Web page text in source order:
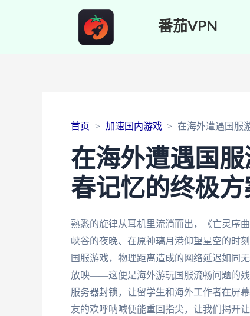
番茄VPN
首页 加速国内游戏 在海外遭遇国服
在海外遭遇国
春记忆的终极方
熟悉的旋律从耳机里流淌而出，《亡灵序
峡谷的夜晚、在原神璃月港仰望星空的时
国服游戏，物理距离造成的网络延迟如同
放映——这便是海外游玩国服流畅问题的
服务器封锁，让留学生和海外工作者在屏
友的欢呼呐喊便能重回指尖，让我们揭开